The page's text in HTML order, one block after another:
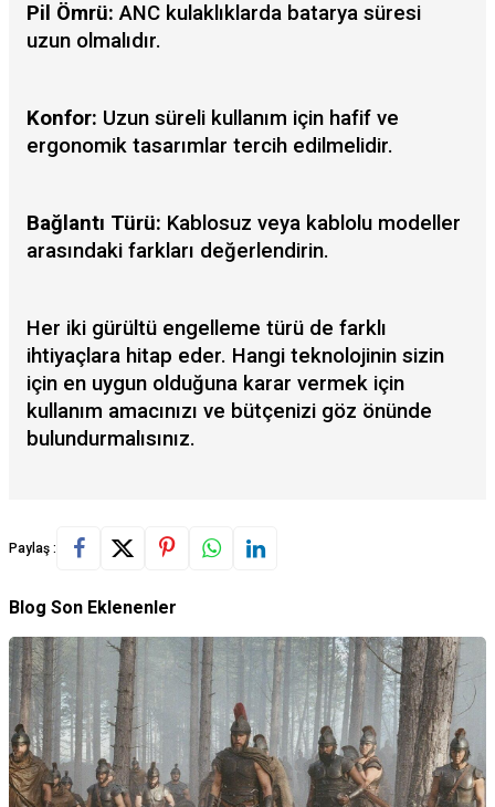
Pil Ömrü: ANC kulaklıklarda batarya süresi
uzun olmalıdır.
Konfor: Uzun süreli kullanım için hafif ve
ergonomik tasarımlar tercih edilmelidir.
Bağlantı Türü: Kablosuz veya kablolu modeller
arasındaki farkları değerlendirin.
Her iki gürültü engelleme türü de farklı
ihtiyaçlara hitap eder. Hangi teknolojinin sizin
için en uygun olduğuna karar vermek için
kullanım amacınızı ve bütçenizi göz önünde
bulundurmalısınız.
Paylaş :
Blog Son Eklenenler